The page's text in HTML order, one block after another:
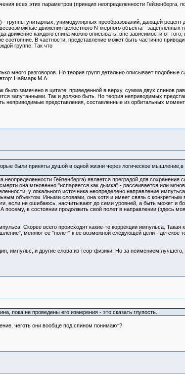
всех этих параметров (принцип неопределенности
группы унитарных, унимодулярных преобразований, дающей рецепт
движения целостного N-мерного объекта - зацепленных
движение каждого спина можно описывать, вне зависимости от того,
В частности, представление может быть частично
группе. Так что
много разговоров. Но теория групп детально описывает подобные
Наймарк М.А.
замечено в цитате, приведенной в верху, сумма двух спинов
запутанными. Так и должно быть. Но теория неприводимых
неприводимые представления, составленные из орбитальных
были приняты душой в одной жизни через логическое
Гейзенберга) является преградой для сохранения
она мгновенно "испаряется как дымка" - рассеивается или
у локального источника неопределено направление
объектом. Иными словами, она хотя и имеет связь с
если не ошибаюсь, насчитывают до семи уровней, а быть может и
в состоянии продолжить свой полет в направлении (здесь
Скорее всего происходят какие-то коррекции импульса. Такая
меняют ее "полет" к ее возможной следующей цели - детское
импульс, и другие слова из теор-физики. Но за неимением лучшего,
пока не проведены его измерения - это сказать глупость.
чеготь они вообще под спином понимают?